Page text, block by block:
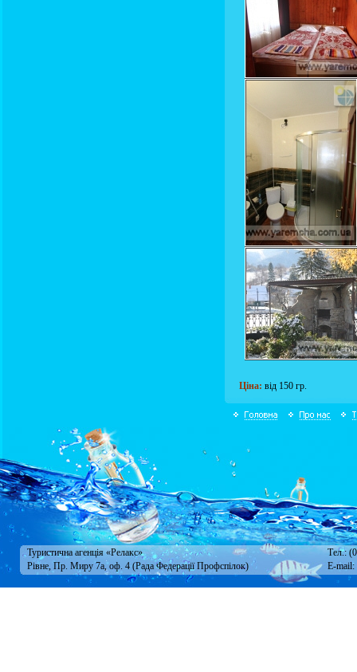
Ціна: від 150 гр.
Туристична агенція «Релакс»
Тел.:
Рівне, Пр. Миру 7а, оф. 4 (Рада Федерації Профспілок)
E-mail: